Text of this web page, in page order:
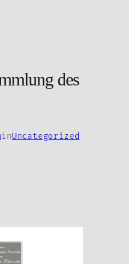
des
inUncategorized